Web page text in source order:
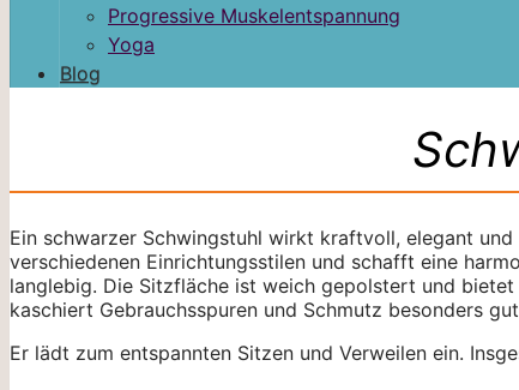
Progressive Muskelentspannung
Yoga
Blog
Ein schwarzer Schwingstuhl wirkt kraftvoll, elegant
verschiedenen Einrichtungsstilen und schafft eine
langlebig. Die Sitzfläche ist weich gepolstert und
kaschiert Gebrauchsspuren und Schmutz besonders
Er lädt zum entspannten Sitzen und Verweilen ein.